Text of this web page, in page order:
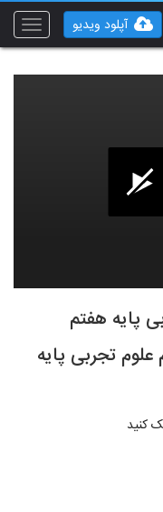
Toggle
آپلود ویدیو
پایه هفتم
تجربی پایه
کنید